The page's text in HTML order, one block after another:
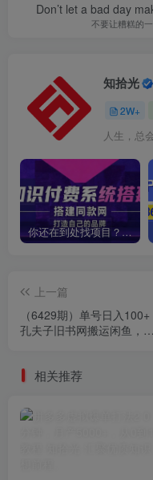
Don’t let a bad day
不要让糟糕的
知拾光
2W+
人生，总
你还在到处找项目？还在当韭菜？我靠卖项目一个月收入5万+，曾经我也是个失败者。
上一篇
（6429期）单号日入100+
孔夫子旧书网搬运闲鱼，长
相关推荐